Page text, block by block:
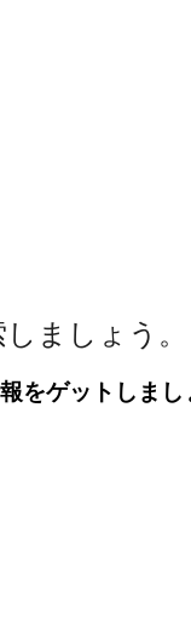
ましょう。
をゲットしまし